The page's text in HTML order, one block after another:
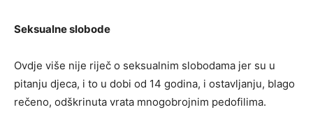
Seksualne slobode
Ovdje više nije riječ o seksualnim slobodama jer su u
pitanju djeca, i to u dobi od 14 godina, i ostavljanju, blago
rečeno, odškrinuta vrata mnogobrojnim pedofilima.